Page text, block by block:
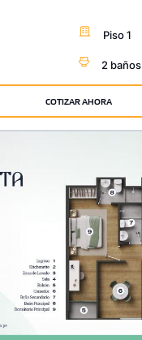
Piso 1
2 baños
COTIZAR AHORA